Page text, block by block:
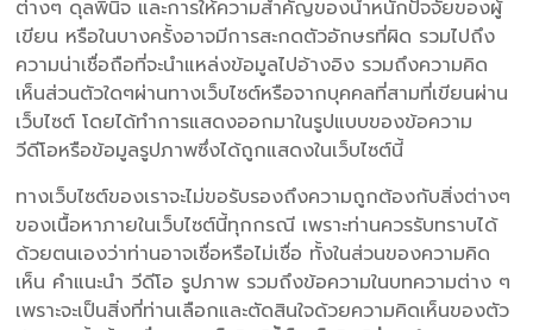
ต่างๆ ดุลพินิจ และการให้ความสำคัญของน้ำหนักปัจจัยของผู้
เขียน หรือในบางครั้งอาจมีการสะกดตัวอักษรที่ผิด รวมไปถึง
ความน่าเชื่อถือที่จะนำแหล่งข้อมูลไปอ้างอิง รวมถึงความคิด
เห็นส่วนตัวใดๆผ่านทางเว็บไซต์หรือจากบุคคลที่สามที่เขียนผ่าน
เว็บไซต์ โดยได้ทำการแสดงออกมาในรูปแบบของข้อความ
วีดีโอหรือข้อมูลรูปภาพซึ่งได้ถูกแสดงในเว็บไซต์นี้
ทางเว็บไซต์ของเราจะไม่ขอรับรองถึงความถูกต้องกับสิ่งต่างๆ
ของเนื้อหาภายในเว็บไซต์นี้ทุกกรณี เพราะท่านควรรับทราบได้
ด้วยตนเองว่าท่านอาจเชื่อหรือไม่เชื่อ ทั้งในส่วนของความคิด
เห็น คำแนะนำ วีดีโอ รูปภาพ รวมถึงข้อความในบทความต่าง ๆ
เพราะจะเป็นสิ่งที่ท่านเลือกและตัดสินใจด้วยความคิดเห็นของตัว